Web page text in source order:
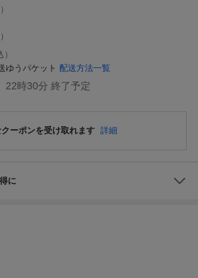
）
ゆうパケット 配送方法一覧
22時30分 終了予定
ーポンを受け取れます 詳細
に